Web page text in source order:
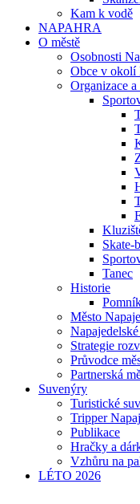
Kam k vodě
NAPAHRA
O městě
Osobnosti
Obce v okolí
Organizace
Skate-
Tanec
Historie
Město
Strategie
Průvodce
Partnerská
Suvenýry
Turistické
Tripper
Publikace
Hračky a
Vzhůru na
LÉTO 2026